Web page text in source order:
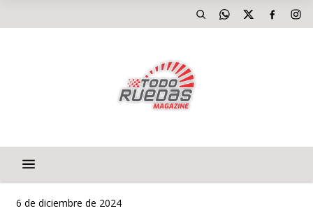
6 de diciembre de 2024